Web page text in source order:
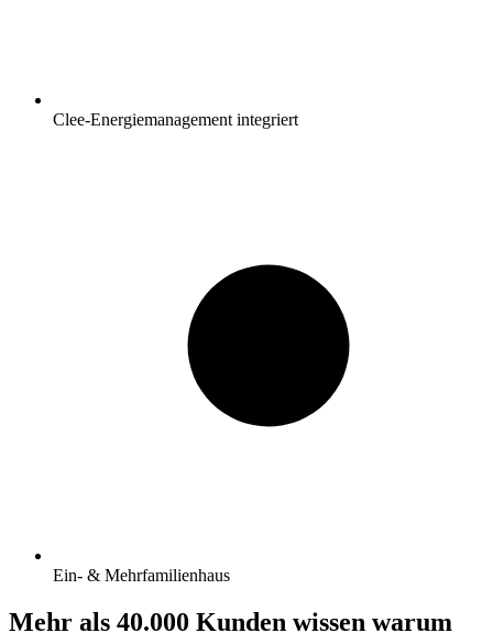
Clee-Energiemanagement integriert
Ein- & Mehrfamilienhaus
Mehr als 40.000 Kunden wissen warum